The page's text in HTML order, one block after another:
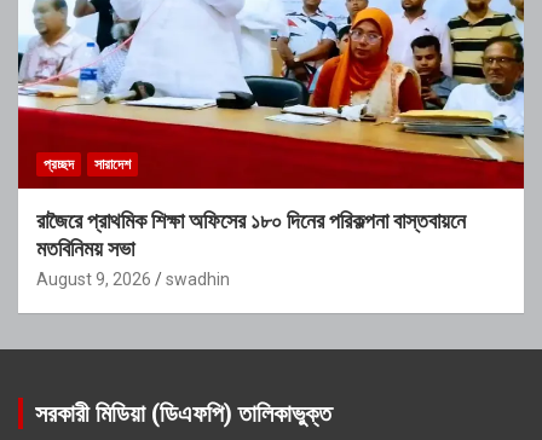
প্রচ্ছদ সারাদেশ
রাজৈরে প্রাথমিক শিক্ষা অফিসের ১৮০ দিনের পরিকল্পনা বাস্তবায়নে
মতবিনিময় সভা
August 9, 2026 swadhin
সরকারী মিডিয়া (ডিএফপি) তালিকাভুক্ত